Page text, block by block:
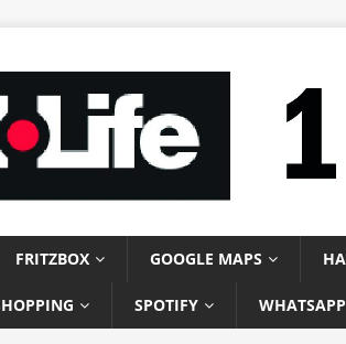
FRITZBOX GOOGLE MAPS
SPOTIFY WHATSAPP